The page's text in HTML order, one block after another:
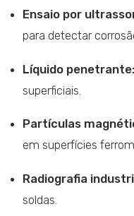
Ensaio por
para detectar
Líquido penetrante:
superficiais.
Partículas
em superfícies
Radiografia
soldas.